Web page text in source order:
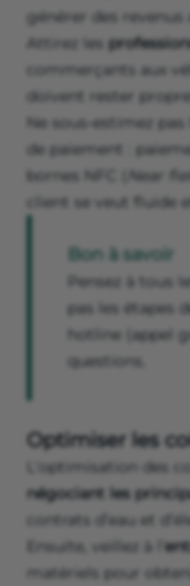
générer des
Attirez les
commerçants aux
doivent rester
Ne sous-estimez pas
de paiement :
bornes NFC (
Near
client se veut fluide
Bon à savoir
Pensez à tous
pas les étapes
hotline (appel
questions.
Optimiser les
L'optimisation des
négociant les
contrats d’eau et
Ensuite, veillez à l’
matériels pour